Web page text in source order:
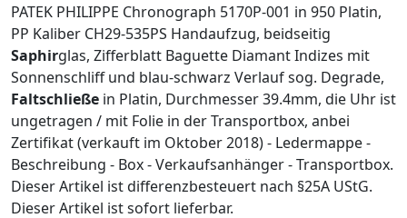
PATEK PHILIPPE Chronograph 5170P-001 in 950 Platin,
PP Kaliber CH29-535PS Handaufzug, beidseitig
Saphirglas, Zifferblatt Baguette Diamant Indizes mit
Sonnenschliff und blau-schwarz Verlauf sog. Degrade,
Faltschließe in Platin, Durchmesser 39.4mm, die Uhr ist
ungetragen / mit Folie in der Transportbox, anbei
Zertifikat (verkauft im Oktober 2018) - Ledermappe -
Beschreibung - Box - Verkaufsanhänger - Transportbox.
Dieser Artikel ist differenzbesteuert nach §25A UStG.
Dieser Artikel ist sofort lieferbar.